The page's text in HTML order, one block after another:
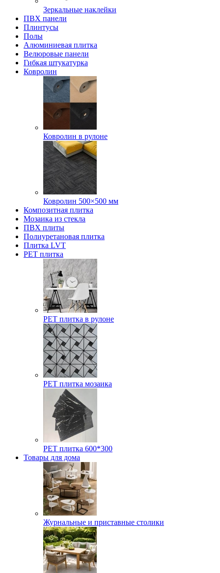
Зеркальные наклейки
ПВХ панели
Плинтусы
Полы
Алюминиевая плитка
Велюровые панели
Гибкая штукатурка
Ковролин
Ковролин в рулоне
Ковролин 500×500 мм
Композитная плитка
Мозаика из стекла
ПВХ плиты
Полиуретановая плитка
Плитка LVT
РЕТ плитка
РЕТ плитка в рулоне
РЕТ плитка мозаика
РЕТ плитка 600*300
Товары для дома
Журнальные и приставные столики